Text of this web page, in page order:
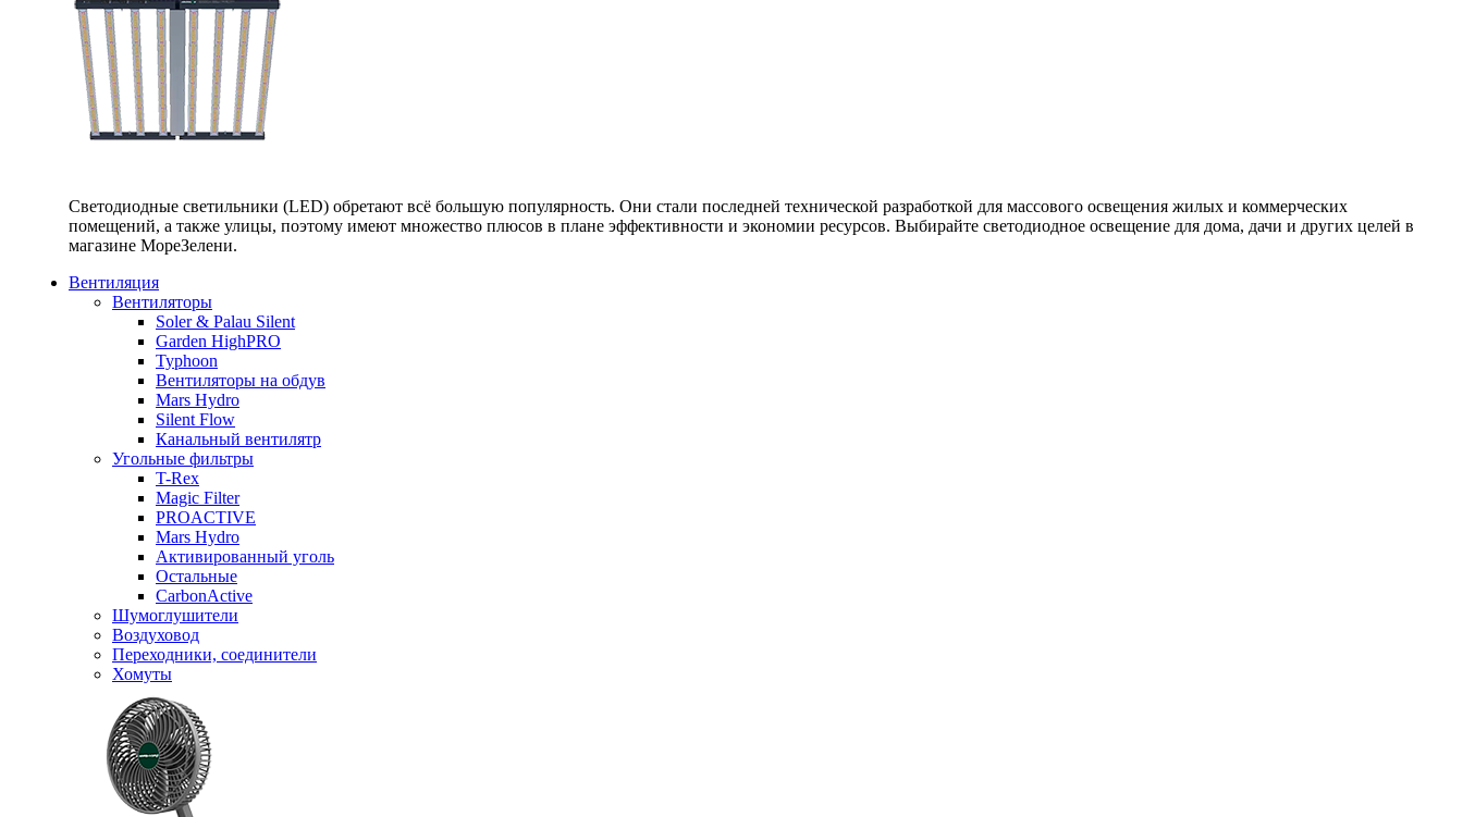
Светодиодные светильники (LED) обретают всё большую популярность. Они стали последней технической разработкой для массового освещения жилых и коммерческих
помещений, а также улицы, поэтому имеют множество плюсов в плане эффективности и экономии ресурсов. Выбирайте светодиодное освещение для дома, дачи и других целей в
магазине МореЗелени.
Вентиляция
Вентиляторы
Soler & Palau Silent
Garden HighPRO
Typhoon
Вентиляторы на обдув
Mars Hydro
Silent Flow
Канальный вентилятр
Угольные фильтры
T-Rex
Magic Filter
PROACTIVE
Mars Hydro
Активированный уголь
Остальные
CarbonActive
Шумоглушители
Воздуховод
Переходники, соединители
Хомуты